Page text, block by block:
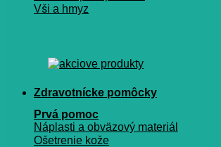
Vši a hmyz
Zdravotnícke pomôcky
Prvá pomoc
Náplasti a obväzový materiál
Ošetrenie kože